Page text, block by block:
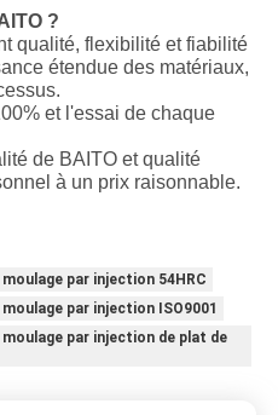
?
qualité, flexibilité et fiabilité
étendue des matériaux,
et l'essai de chaque
de BAITO et qualité
à un prix raisonnable.
par injection 54HRC
par injection ISO9001
par injection de plat de